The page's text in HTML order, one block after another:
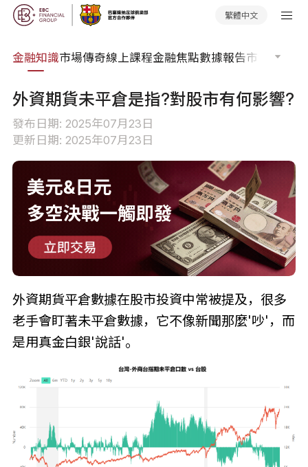
繁體中文
金融知識市場傳奇線上課程金融焦點數據報告市場分析
外資期貨未平倉是指?對股市有何影響?
發布日期: 2025年07月23日
更新日期: 2025年07月23日
外資期貨平倉數據在股市投資中常被提及，很多
老手會盯著未平倉數據，它不像新聞那麼'吵'，而
是用真金白銀'說話'。